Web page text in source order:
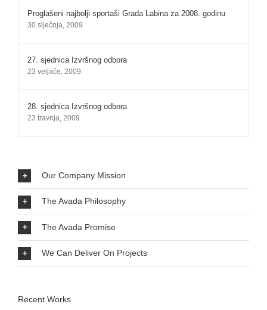
Proglašeni najbolji sportaši Grada Labina za 2008. godinu
30 siječnja, 2009
27. sjednica Izvršnog odbora
23 veljače, 2009
28. sjednica Izvršnog odbora
23 travnja, 2009
Our Company Mission
The Avada Philosophy
The Avada Promise
We Can Deliver On Projects
Recent Works